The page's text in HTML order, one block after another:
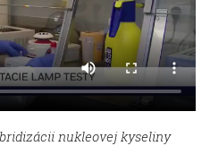
nukleovej kyseliny